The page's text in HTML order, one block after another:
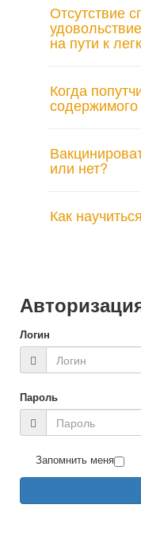
Отсутствие
на пути к
Когда
или нет?
Как
Логин
Пароль
Запомнить меня